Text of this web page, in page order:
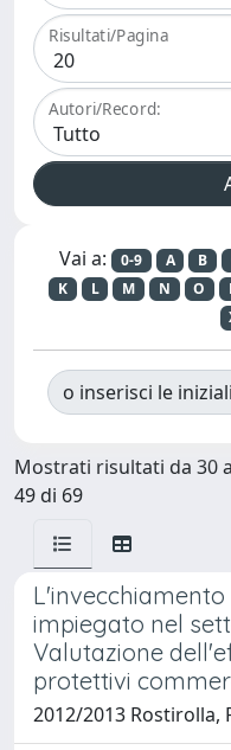
Risultati/Pagina
Autori/Record:
Vai a: 0-9 A B
K
L M N O
o inserisci le
Mostrati risultati da 30 a
49 di 69
impiegato nel
Valutazione
protettivi
2012/2013 Rostirolla,